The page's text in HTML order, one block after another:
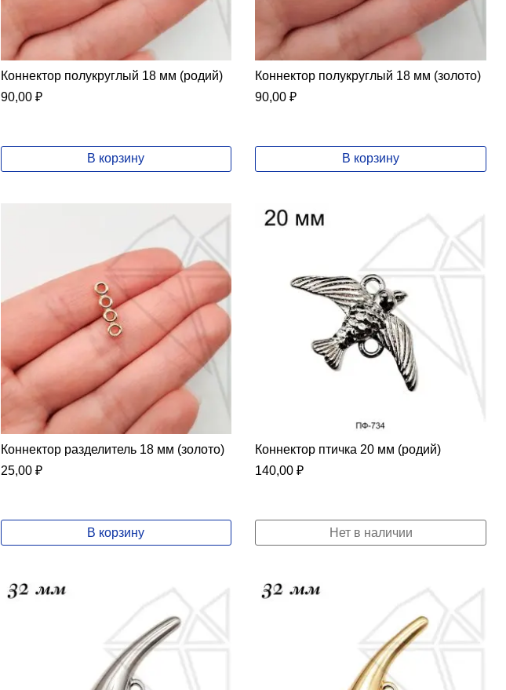
Коннектор полукруглый 18 мм (родий)
90,00 ₽
В корзину
Коннектор полукруглый 18 мм (золото)
90,00₽
В корзину
Коннектор разделитель 18 мм (золото)
25,00 ₽
В корзину
Коннектор птичка 20 мм (родий)
140,00₽
Нет в наличии